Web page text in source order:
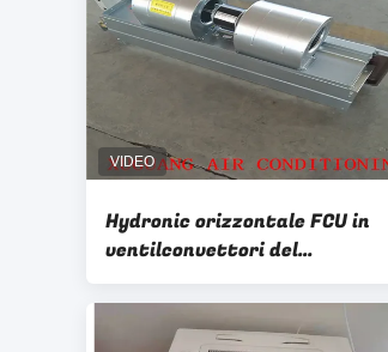
Hydronic orizzontale FCU in
ventilconvettori del
trasportatore del sistema di
HVAC per il raffreddamento e
riscaldare